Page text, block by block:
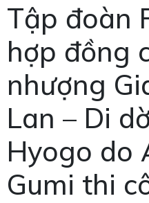
Tập đoàn
hợp đồng
nhượng
Lan – Di
Hyogo do
Gumi thi